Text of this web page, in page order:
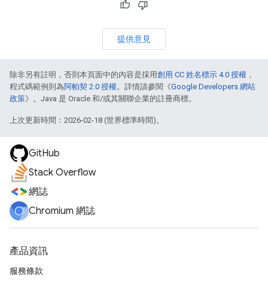
提供意見
除非另有註明，否則本頁面中的內容是採用創用 CC 姓名標示 4.0 授權 ，
程式碼範例則為阿帕契 2.0 授權。詳情請參閱《Google Developers 網站
政策》。Java 是 Oracle 和/或其關聯企業的註冊商標。
上次更新時間：2026-02-18 (世界標準時間)。
GitHub
Stack Overflow
網誌
Chromium 網誌
產品資訊
服務條款